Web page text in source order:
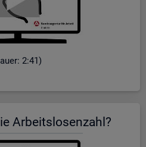
2:41)
Ar­beits­lo­sen­zahl?